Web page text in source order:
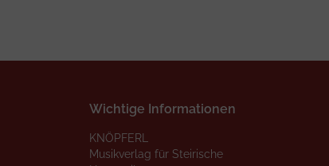
Wichtige Informationen
KNÖPFERL
Musikverlag für Steirische